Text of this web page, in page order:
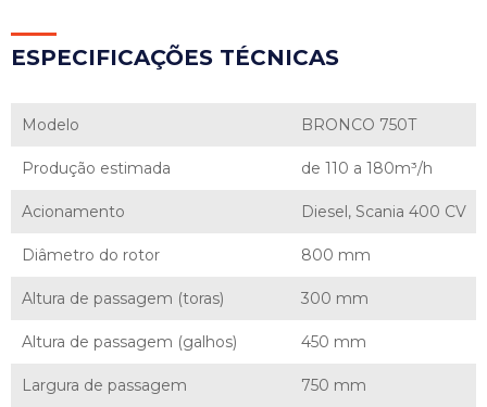
ESPECIFICAÇÕES TÉCNICAS
Modelo BRONCO 750T
Produção estimada de 110 a 180m³/h
Acionamento Diesel, Scania 400 CV
Diâmetro do rotor 800 mm
Altura de passagem (toras) 300 mm
Altura de passagem (galhos) 450 mm
Largura de passagem 750 mm